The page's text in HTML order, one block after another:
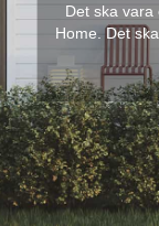
Det ska
Home. Det
Det ska
Home. Det